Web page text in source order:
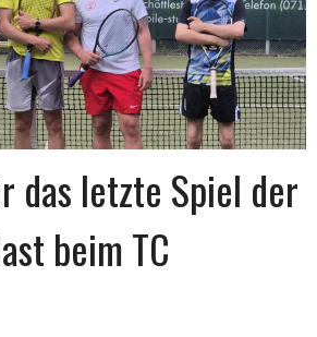
das letzte Spiel der
beim TC